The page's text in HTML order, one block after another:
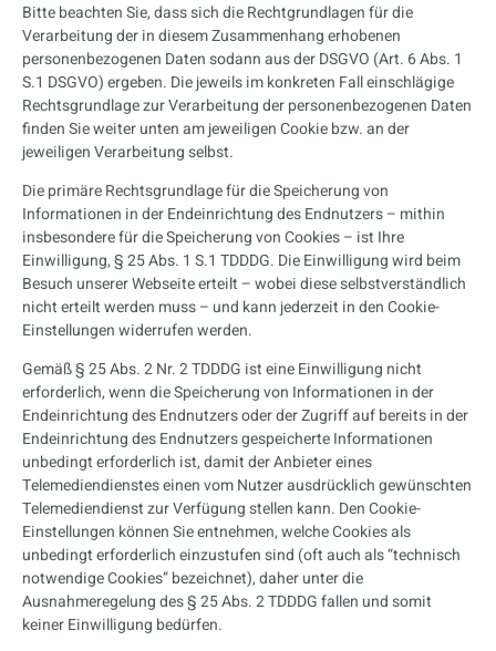
Bitte beachten Sie, dass sich die Rechtgrundlagen für die
Verarbeitung der in diesem Zusammenhang erhobenen
personenbezogenen Daten sodann aus der DSGVO (Art. 6 Abs. 1
S.1 DSGVO) ergeben. Die jeweils im konkreten Fall einschlägige
Rechtsgrundlage zur Verarbeitung der personenbezogenen Daten
finden Sie weiter unten am jeweiligen Cookie bzw. an der
jeweiligen Verarbeitung selbst.
Die primäre Rechtsgrundlage für die Speicherung von
Informationen in der Endeinrichtung des Endnutzers – mithin
insbesondere für die Speicherung von Cookies – ist Ihre
Einwilligung, § 25 Abs. 1 S.1 TDDDG. Die Einwilligung wird beim
Besuch unserer Webseite erteilt – wobei diese selbstverständlich
nicht erteilt werden muss – und kann jederzeit in den Cookie-
Einstellungen widerrufen werden.
Gemäß § 25 Abs. 2 Nr. 2 TDDDG ist eine Einwilligung nicht
erforderlich, wenn die Speicherung von Informationen in der
Endeinrichtung des Endnutzers oder der Zugriff auf bereits in der
Endeinrichtung des Endnutzers gespeicherte Informationen
unbedingt erforderlich ist, damit der Anbieter eines
Telemediendienstes einen vom Nutzer ausdrücklich gewünschten
Telemediendienst zur Verfügung stellen kann. Den Cookie-
Einstellungen können Sie entnehmen, welche Cookies als
unbedingt erforderlich einzustufen sind (oft auch als “technisch
notwendige Cookies” bezeichnet), daher unter die
Ausnahmeregelung des § 25 Abs. 2 TDDDG fallen und somit
keiner Einwilligung bedürfen.